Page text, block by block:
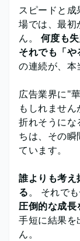
スピードと
場では、最初
ん。 何度も
それでも「
の連続が、本
広告業界に"
もしれませ
折れそうにな
ちは、その瞬
ています。
誰よりも考え
る。 それでも
圧倒的な成長
手短に結果を
ん。